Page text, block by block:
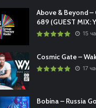
Above & Beyond
689 (GUEST MIX:
15
Cosmic Gate –
17
Bobina – Russia